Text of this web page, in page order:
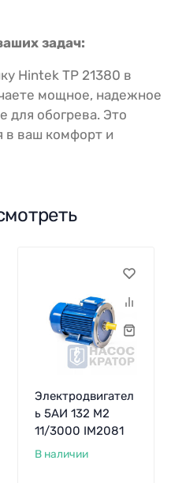
задач:
Hintek TP 21380 в
мощное, надежное
для обогрева. Это
в ваш комфорт и
Электродвигател
ь 5АИ 132 М2
11/3000 IM2081
В наличии